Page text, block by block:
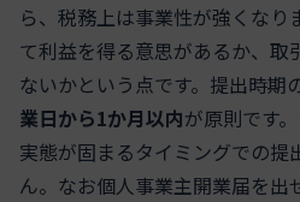
ら、税務上は事業性が強くなり
て利益を得る意思があるか、取
ないかという点です。提出時期
業日から1か月以内が原則です
実態が固まるタイミングでの提
ん。なお個人事業主開業届を出